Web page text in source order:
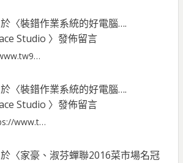
〈裝錯作業系統的好電腦….
Studio 〉發佈留言
〈裝錯作業系統的好電腦….
Studio 〉發佈留言
www.t…
〈家豪、淑芬蟬聯2016菜市場名冠